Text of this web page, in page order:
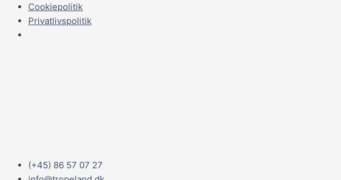
Cookiepolitik
Privatlivspolitik
(+45) 86 57 07 27